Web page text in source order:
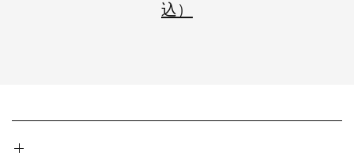
込）